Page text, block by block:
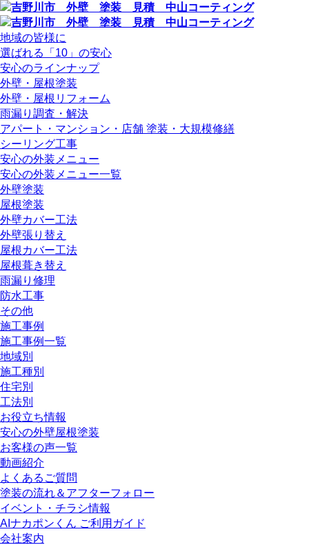
地域の皆様に
選ばれる「10」の安心
安心のラインナップ
外壁・屋根塗装
外壁・屋根リフォーム
雨漏り調査・解決
アパート・マンション・店舗 塗装・大規模修繕
シーリング工事
安心の外装メニュー
安心の外装メニュー一覧
外壁塗装
屋根塗装
外壁カバー工法
外壁張り替え
屋根カバー工法
屋根葺き替え
雨漏り修理
防水工事
その他
施工事例
施工事例一覧
地域別
施工種別
住宅別
工法別
お役立ち情報
安心の外壁屋根塗装
お客様の声一覧
動画紹介
よくあるご質問
塗装の流れ＆アフターフォロー
イベント・チラシ情報
AIナカポンくん ご利用ガイド
会社案内